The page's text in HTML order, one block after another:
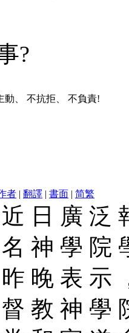
?
動、 不抗拒、 不負責!
者 | 翻譯 | 書面 | 简繁
日 廣 泛
神 學 院
晚 表 示
教 神 學